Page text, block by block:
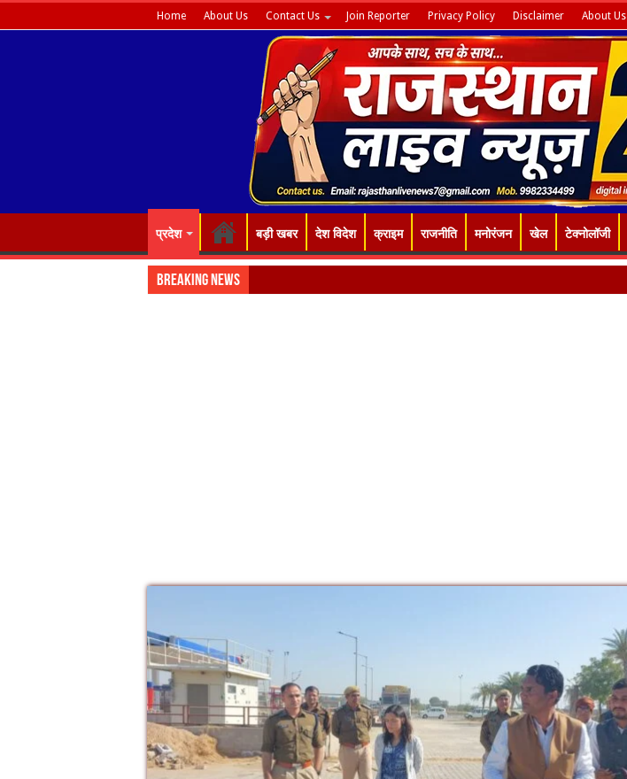
Home About Us Contact Us Join Reporter Privacy Policy Disclaimer About Us
प्रदेश बड़ी खबर देश विदेश क्राइम राजनीति मनोरंजन खेल टेक्नोलॉजी
Breaking News